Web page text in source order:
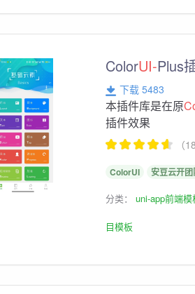
ColorUI-Plus
下载 5483
本插件库是在原
插件效果
（
ColorUI 安豆云开
分类：uni-app前端模
目模板